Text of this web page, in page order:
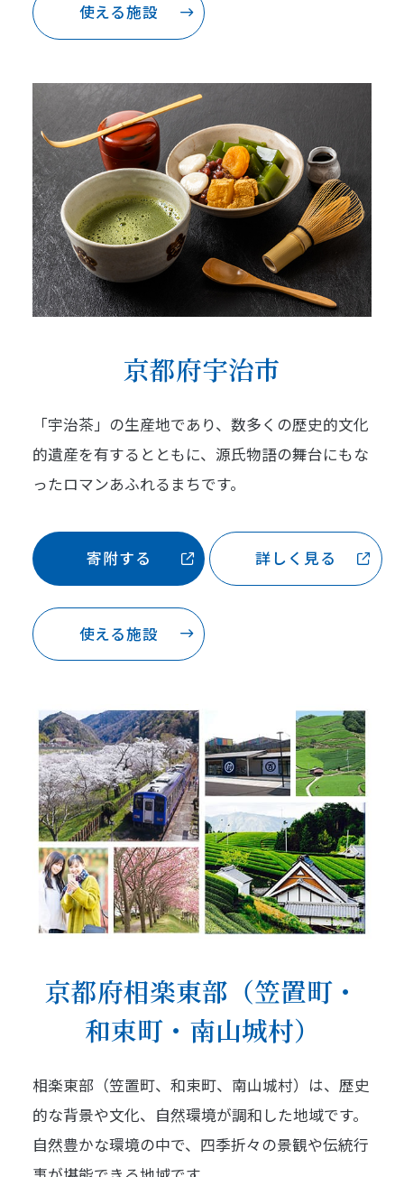
使える施設
京都府宇治市
「宇治茶」の生産地であり、数多くの歴史的文化
的遺産を有するとともに、源氏物語の舞台にもな
ったロマンあふれるまちです。
寄附する 詳しく見る
使える施設
京都府相楽東部（笠置町・
和束町・南山城村）
相楽東部（笠置町、和束町、南山城村）は、歴史
的な背景や文化、自然環境が調和した地域です。
自然豊かな環境の中で、四季折々の景観や伝統行